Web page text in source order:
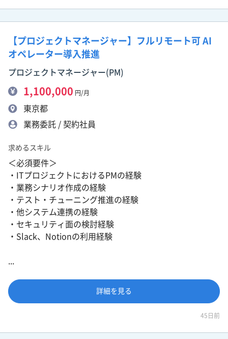
【プロジェクトマネージャー】フルリモート可 AI
オペレーター導入推進
プロジェクトマネージャー(PM)
1,100,000 円/月
東京都
業務委託 / 契約社員
求めるスキル
＜必須要件＞
・ITプロジェクトにおけるPMの経験
・業務シナリオ作成の経験
・テスト・チューニング推進の経験
・他システム連携の経験
・セキュリティ面の検討経験
・Slack、Notionの利用経験
詳細を見る
45日前